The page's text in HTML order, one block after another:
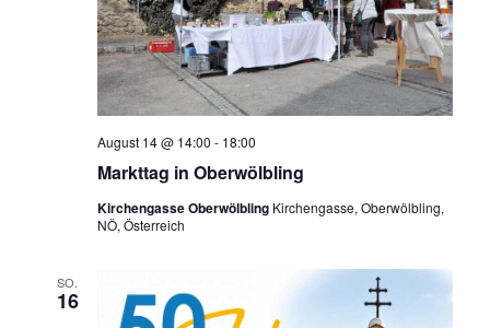
Markttag in Oberwölbling
August 14 @ 14:00 - 18:00
Kirchengasse Oberwölbling Kirchengasse, Oberwölbling,
NÖ, Österreich
SO.
16